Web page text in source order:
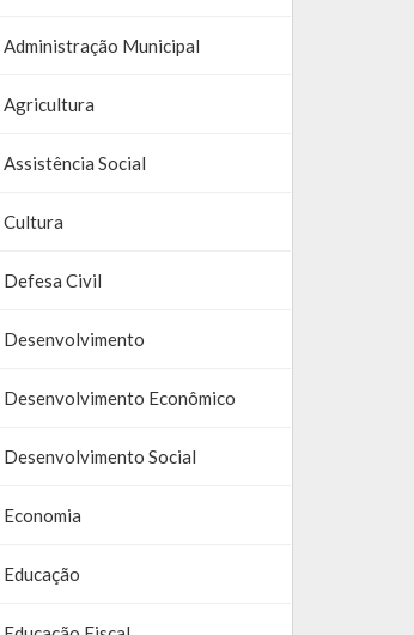
Administração Municipal
Agricultura
Assistência Social
Cultura
Defesa Civil
Desenvolvimento
Desenvolvimento Econômico
Desenvolvimento Social
Economia
Educação